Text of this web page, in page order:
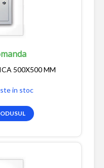
500X500 MM
in stoc